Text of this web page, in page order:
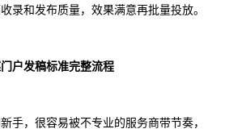
录和发布质量，效果满意再批量投放。
户发稿标准完整流程
手，很容易被不专业的服务商带节奏，